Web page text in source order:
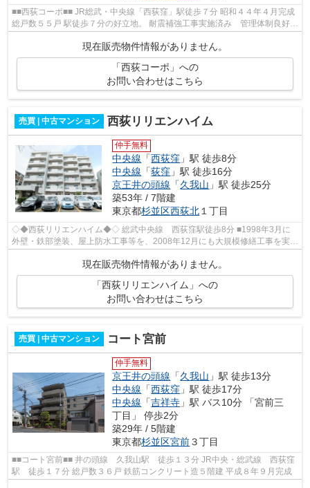
■■西荻コーポ■■ JR総武・中央線「西荻窪」駅徒歩７分 昭和４４年４月完成
総戸数５５戸 駅徒歩７分の好立地。 耐震補強工事実施済み 管理体制良好
現在販売物件情報がありません。
「西荻コーポ」への
お問い合わせはこちら
売買 | 中古マンション 西荻リリエンハイム
仲手無料
中央線 「西荻窪 」駅 徒歩8分
中央線 「荻窪 」駅 徒歩16分
京王井の頭線 「久我山 」駅 徒歩25分
築53年 / 7階建
東京都杉並区西荻北 １丁目
◇◆西荻リリエンハイム◆◇ 総武中央線 西荻窪駅徒歩8分 ■1998年3月に
外壁・鉄部塗装、屋上防水工事等を、2008年12月にも大規模修繕工事を実施
■周辺には、スーパーやコンビニエンス...
現在販売物件情報がありません。
「西荻リリエンハイム」への
お問い合わせはこちら
売買 | 中古マンション コート宮前
仲手無料
京王井の頭線 「久我山 」駅 徒歩13分
中央線 「西荻窪 」駅 徒歩17分
中央線 「吉祥寺 」駅 バス10分 「宮前三
丁目」 停歩2分
築29年 / 5階建
東京都杉並区宮前３丁目
■■コート宮前■■ 井の頭線 久我山駅 徒歩１３分 JR中央・総武線 西荻窪
駅 徒歩１７分 総戸数３６戸 鉄筋コンクリート造５階建 平成８年９月完成